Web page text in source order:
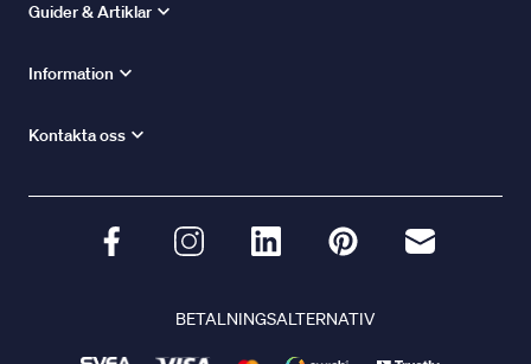
Guider & Artiklar
Information
Kontakta oss
BETALNINGSALTERNATIV